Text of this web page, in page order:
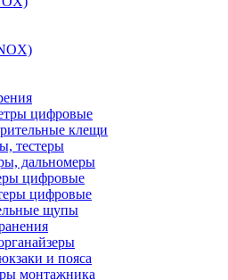
цифровые
клещи
тестеры
дальномеры
цифровые
цифровые
щупы
и пояса
монтажника